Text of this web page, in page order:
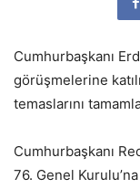
Cumhurbaşkanı
görüşmelerine
temaslarını
Cumhurbaşkanı
76. Genel